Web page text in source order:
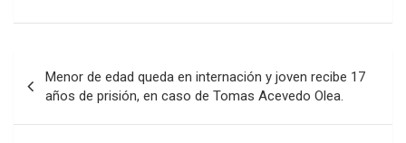
de
entradas
Menor de edad queda en internación y joven recibe 17
años de prisión, en caso de Tomas Acevedo Olea.